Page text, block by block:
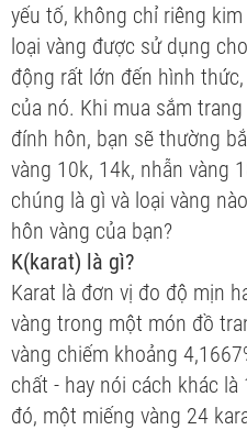
yếu tố, không chỉ riêng
loại vàng được sử dụng
động rất lớn đến hình
của nó. Khi mua sắm
đính hôn, bạn sẽ thường
vàng 10k, 14k, nhẫn vàng
chúng là gì và loại vàng
hôn vàng của bạn?
K(karat) là gì?
Karat là đơn vị đo độ mịn
vàng trong một món đồ
vàng chiếm khoảng
chất - hay nói cách khác
đó, một miếng vàng 24